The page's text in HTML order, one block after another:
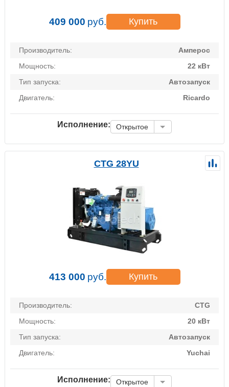
409 000 руб. Купить
Производитель:
Амперос
Мощность:
22 кВт
Тип запуска:
Автозапуск
Двигатель:
Ricardo
Исполнение: Открытое
CTG 28YU
413 000 руб. Купить
Производитель:
CTG
Мощность:
20 кВт
Тип запуска:
Автозапуск
Двигатель:
Yuchai
Исполнение: Открытое